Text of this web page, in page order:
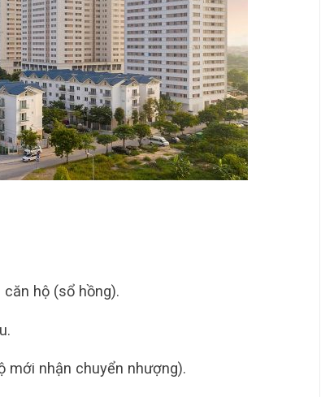
hộ (sổ hồng).
mới nhận chuyển nhượng).